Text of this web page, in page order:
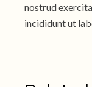
nostrud
incididunt ut